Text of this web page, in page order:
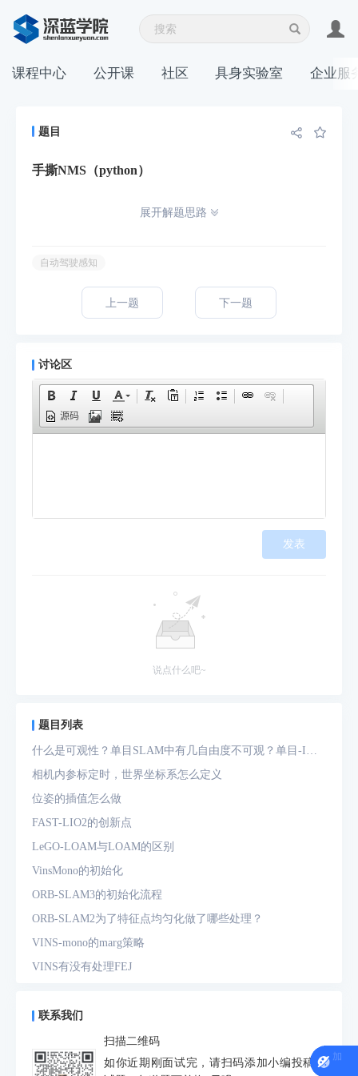
课程中心 公开课 社区 具身实验室 企业服
题目
手撕NMS（python）
展开解题思路
自动驾驶感知
上一题 下一题
讨论区
源码
发表
说点什么吧~
题目列表
什么是可观性？单目SLAM中有几自由度不可观？单目-IMU
系统中有几自由度不可观？
相机内参标定时，世界坐标系怎么定义
位姿的插值怎么做
FAST-LIO2的创新点
LeGO-LOAM与LOAM的区别
VinsMono的初始化
ORB-SLAM3的初始化流程
ORB-SLAM2为了特征点均匀化做了哪些处理？
VINS-mono的marg策略
VINS有没有处理FEJ
预积分中的bias如何处理
为什么要进行预积分
IMU测量方程是什么？噪声模型是什么？
联系我们
扫描二维码
如你近期刚面试完，请扫码添加小编投稿面